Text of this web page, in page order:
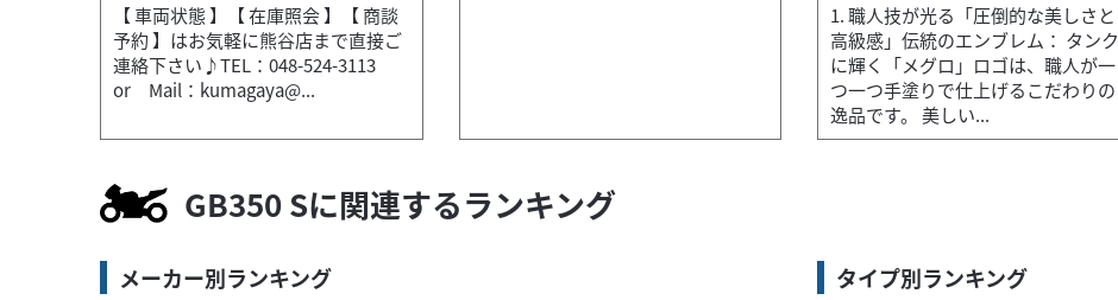
バイク館熊谷店 ホンダ
本体価格:31.99万円（税込）
【 車両状態 】【 在庫照会 】【 商談
予約 】はお気軽に熊谷店まで直接ご
連絡下さい♪TEL：048-524-3113
or Mail：kumagaya@...
1. 職人技が光る「圧倒的な美しさと
高級感」伝統のエンブレム： タンク
に輝く「メグロ」ロゴは、職人が一
つ一つ手塗りで仕上げるこだわりの
逸品です。 美しい...
GB350 Sに関連するランキング
メーカー別ランキング タイプ別ランキング